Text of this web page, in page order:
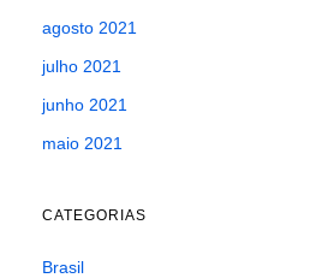
agosto 2021
julho 2021
junho 2021
maio 2021
CATEGORIAS
Brasil